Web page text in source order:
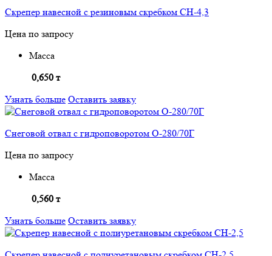
Скрепер навесной с резиновым скребком СН-4,3
Цена по запросу
Масса
0,650 т
Узнать больше Оставить заявку
Снеговой отвал с гидроповоротом О-280/70Г
Цена по запросу
Масса
0,560 т
Узнать больше Оставить заявку